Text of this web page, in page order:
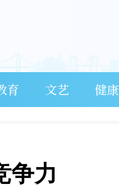
育 文艺 健康
争力